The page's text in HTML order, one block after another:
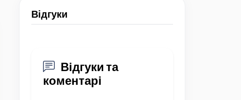
Відгуки
Відгуки та
коментарі